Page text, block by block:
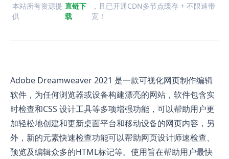
本站所有资源提
供
直链下
载
，且已开通CDN多节点缓存 + 不限速带
宽！
Adobe Dreamweaver 2021 是一款可视化网页制作编辑
软件，为任何浏览器或设备构建漂亮的网站，软件包含实
时检查和CSS 设计工具等多项增强功能，可以帮助用户更
加轻松地创建和更新桌面平台和移动设备的网页内容，另
外，新的元素快速检查功能可以帮助网页设计师速检查、
预览及编辑众多的HTML标记等。使用旨在帮助用户最快